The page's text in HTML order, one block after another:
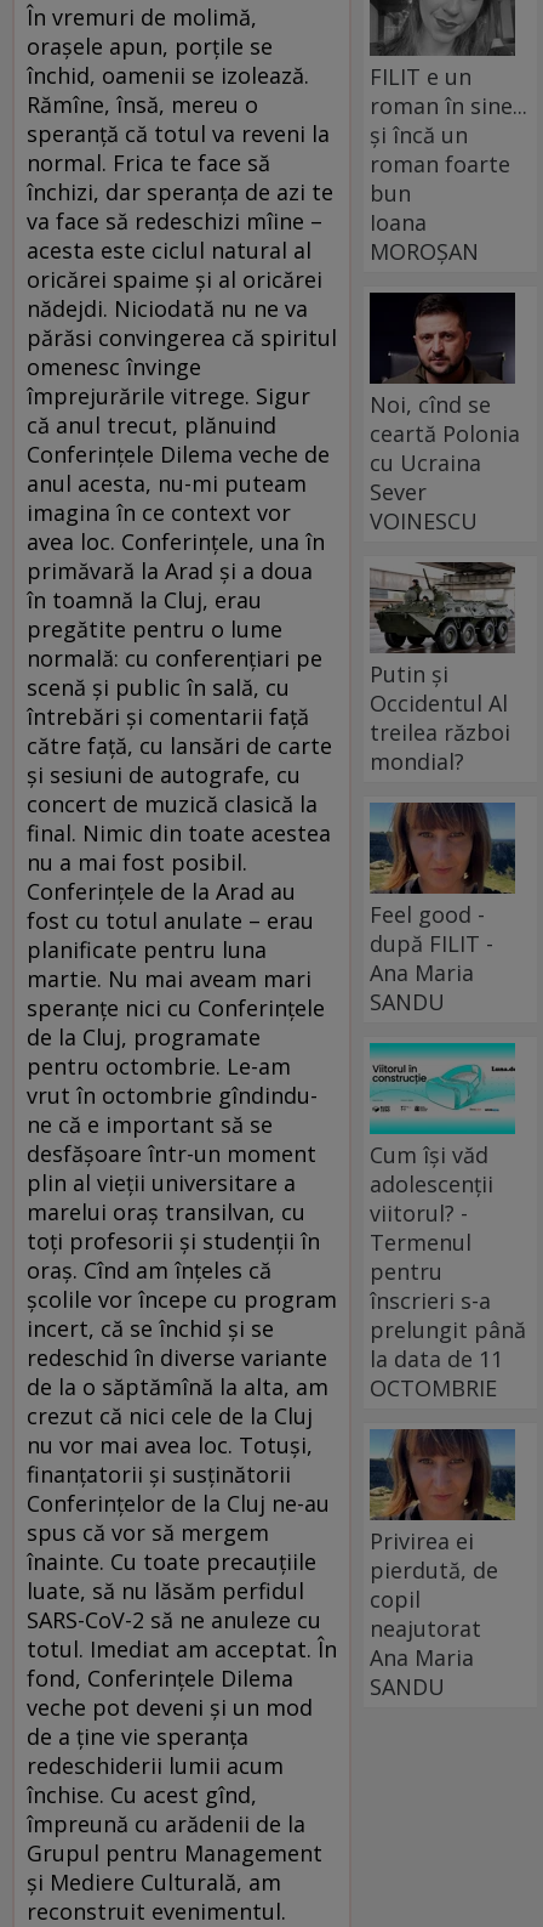
În vremuri de molimă,
orașele apun, porțile se
închid, oamenii se izolează.
Rămîne, însă, mereu o
speranță că totul va reveni la
normal. Frica te face să
închizi, dar speranța de azi te
va face să redeschizi mîine –
acesta este ciclul natural al
oricărei spaime și al oricărei
nădejdi. Niciodată nu ne va
părăsi convingerea că spiritul
omenesc învinge
împrejurările vitrege. Sigur
că anul trecut, plănuind
Conferințele Dilema veche de
anul acesta, nu-mi puteam
imagina în ce context vor
avea loc. Conferințele, una în
primăvară la Arad și a doua
în toamnă la Cluj, erau
pregătite pentru o lume
normală: cu conferențiari pe
scenă și public în sală, cu
întrebări și comentarii față
către față, cu lansări de carte
și sesiuni de autografe, cu
concert de muzică clasică la
final. Nimic din toate acestea
nu a mai fost posibil.
Conferințele de la Arad au
fost cu totul anulate – erau
planificate pentru luna
martie. Nu mai aveam mari
speranțe nici cu Conferințele
de la Cluj, programate
pentru octombrie. Le-am
vrut în octombrie gîndindu-
ne că e important să se
desfășoare într-un moment
plin al vieții universitare a
marelui oraș transilvan, cu
toți profesorii și studenții în
oraș. Cînd am înțeles că
școlile vor începe cu program
incert, că se închid și se
redeschid în diverse variante
de la o săptămînă la alta, am
crezut că nici cele de la Cluj
nu vor mai avea loc. Totuși,
finanțatorii și susținătorii
Conferințelor de la Cluj ne-au
spus că vor să mergem
înainte. Cu toate precauțiile
luate, să nu lăsăm perfidul
SARS-CoV-2 să ne anuleze cu
totul. Imediat am acceptat. În
fond, Conferințele Dilema
veche pot deveni și un mod
de a ține vie speranța
redeschiderii lumii acum
închise. Cu acest gînd,
împreună cu arădenii de la
Grupul pentru Management
și Mediere Culturală, am
reconstruit evenimentul.
FILIT e un
roman în sine...
și încă un
roman foarte
bun
Ioana
MOROȘAN
Noi, cînd se
ceartă Polonia
cu Ucraina
Sever
VOINESCU
Putin și
Occidentul Al
treilea război
mondial?
Feel good -
după FILIT -
Ana Maria
SANDU
Cum își văd
adolescenții
viitorul? -
Termenul
pentru
înscrieri s-a
prelungit până
la data de 11
OCTOMBRIE
Privirea ei
pierdută, de
copil
neajutorat
Ana Maria
SANDU